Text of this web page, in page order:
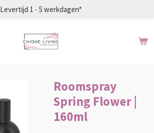
Levertijd 1 - 5 werkdagen*
Roomspray
Spring Flower |
160ml